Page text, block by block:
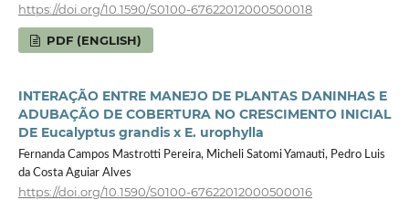
https://doi.org/10.1590/S0100-67622012000500018
PDF (ENGLISH)
INTERAÇÃO ENTRE MANEJO DE PLANTAS DANINHAS E
ADUBAÇÃO DE COBERTURA NO CRESCIMENTO INICIAL
DE Eucalyptus grandis x E. urophylla
Fernanda Campos Mastrotti Pereira, Micheli Satomi Yamauti, Pedro Luis
da Costa Aguiar Alves
https://doi.org/10.1590/S0100-67622012000500016